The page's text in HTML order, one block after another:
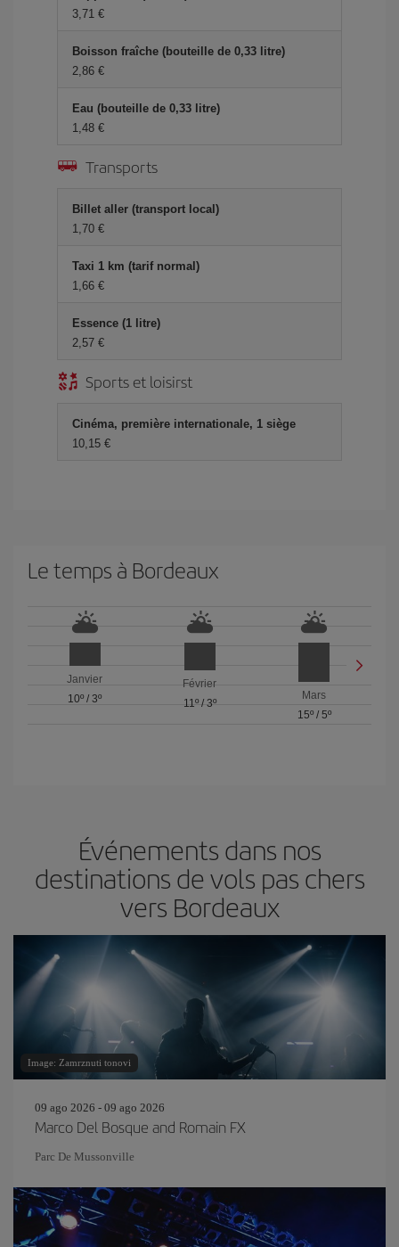
3,71 €
Boisson fraîche (bouteille de 0,33 litre)
2,86 €
Eau (bouteille de 0,33 litre)
1,48 €
Transports
Billet aller (transport local)
1,70 €
Taxi 1 km (tarif normal)
1,66 €
Essence (1 litre)
2,57 €
Sports et loisirst
Cinéma, première internationale, 1 siège
10,15 €
Le temps à Bordeaux
Janvier
10º /3º
Février
11º/ 3º
Mars
15º/ 5º
Événements dans nos
destinations de vols pas chers
vers Bordeaux
Image: Zamrznuti tonovi
09 ago 2026 - 09 ago 2026
Marco Del Bosque and Romain FX
Parc De Mussonville